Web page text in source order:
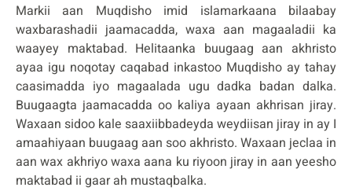
Markii aan Muqdisho imid islamarkaana bilaabay
waxbarashadii jaamacadda, waxa aan magaaladii ka
waayey maktabad. Helitaanka buugaag aan akhristo
ayaa igu noqotay caqabad inkastoo Muqdisho ay tahay
caasimadda iyo magaalada ugu dadka badan dalka.
Buugaagta jaamacadda oo kaliya ayaan akhrisan jiray.
Waxaan sidoo kale saaxiibbadeyda weydiisan jiray in ay I
amaahiyaan buugaag aan soo akhristo. Waxaan jeclaa in
aan wax akhriyo waxa aana ku riyoon jiray in aan yeesho
maktabad ii gaar ah mustaqbalka.